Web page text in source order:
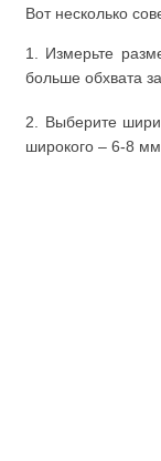
Вот несколько
1. Измерьте
больше обхвата
2. Выберите
широкого – 6-8 мм.